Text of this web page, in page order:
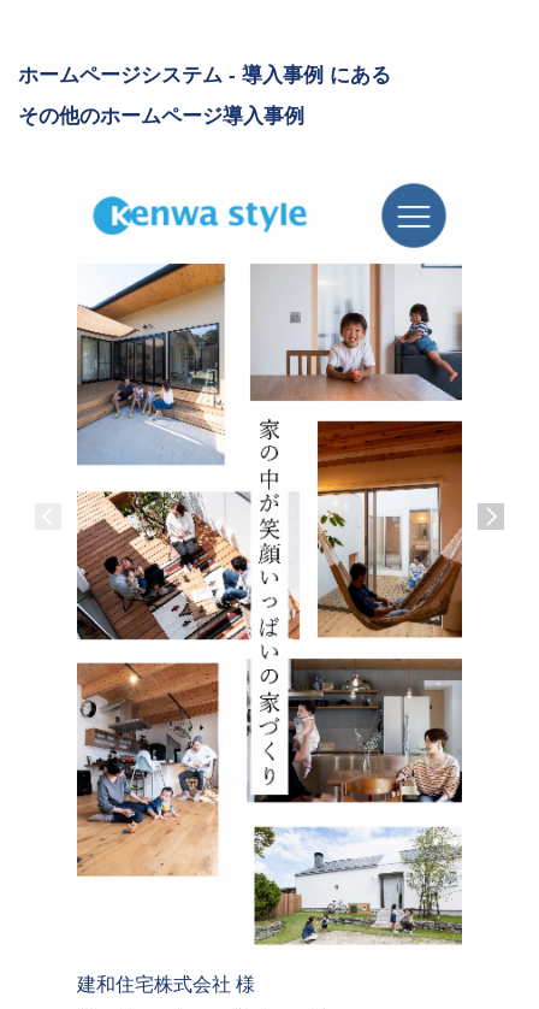
ホームページシステム - 導入事例 にある
その他のホームページ導入事例
建和住宅株式会社 様